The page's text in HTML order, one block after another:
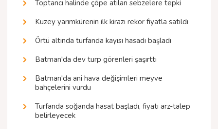
Toptancı halinde çöpe atılan sebzelere tepki
Kuzey yarımkürenin ilk kirazı rekor fiyatla satıldı
Örtü altında turfanda kayısı hasadı başladı
Batman'da dev turp görenleri şaşırttı
Batman'da ani hava değişimleri meyve
bahçelerini vurdu
Turfanda soğanda hasat başladı, fiyatı arz-talep
belirleyecek